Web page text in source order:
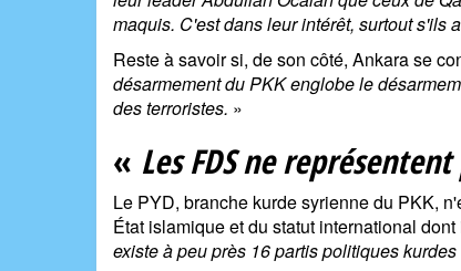
maquis. C'est dans leur intérêt, surtout s'ils
Reste à savoir si, de son côté, Ankara se
désarmement du PKK englobe le
des terroristes. »
« Les FDS ne
Le PYD, branche kurde syrienne du PKK,
État islamique et du statut international dont
existe à peu près 16 partis politiques kurdes